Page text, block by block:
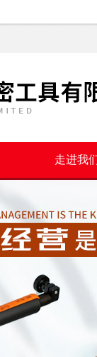
走进我